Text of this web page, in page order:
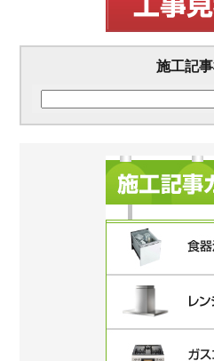
施工記